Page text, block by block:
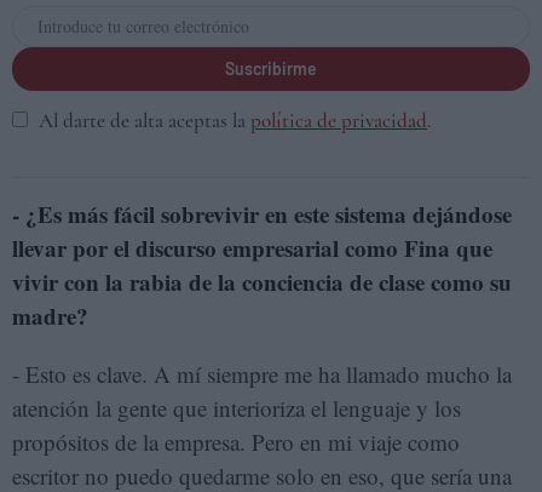
Suscribirme
Al darte de alta aceptas la política de privacidad.
- ¿Es más fácil sobrevivir en este sistema dejándose
llevar por el discurso empresarial como Fina que
vivir con la rabia de la conciencia de clase como su
madre?
- Esto es clave. A mí siempre me ha llamado mucho la
atención la gente que interioriza el lenguaje y los
propósitos de la empresa. Pero en mi viaje como
escritor no puedo quedarme solo en eso, que sería una